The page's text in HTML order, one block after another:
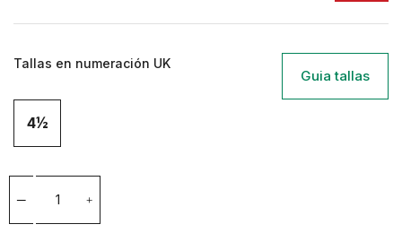
Tallas en numeración UK
Guia tallas
4½